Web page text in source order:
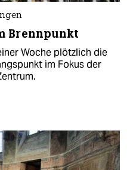
Brennpunkt
Woche plötzlich die
im Fokus der